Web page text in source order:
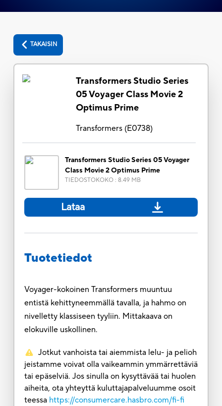
TAKAISIN
Transformers Studio Series
05 Voyager Class Movie 2
Optimus Prime
Transformers(E0738)
Transformers Studio Series 05 Voyager
Class Movie 2 Optimus Prime
TIEDOSTOKOKO: 8.49 MB
Lataa
Tuotetiedot
Voyager-kokoinen Transformers muuntuu
entistä kehittyneemmällä tavalla, ja hahmo on
nivelletty klassiseen tyyliin. Mittakaava on
elokuville uskollinen.
Jotkut vanhoista tai aiemmista lelu- ja pelioh
jeistamme voivat olla vaikeammin ymmärrettäviä
tai epäselviä. Jos sinulla on kysyttävää tai huolen
aiheita, ota yhteyttä kuluttajapalveluumme osoit
teessa https://consumercare.hasbro.com/fi-fi